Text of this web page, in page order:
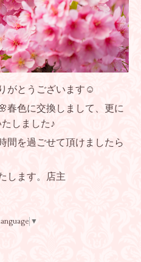
がとうございます☺
春色に交換しまして、更に
しました♪
間を過ごせて頂けましたら
します。店主
▼